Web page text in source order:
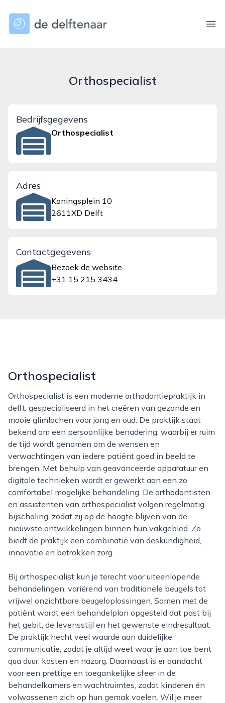
dedelftenaar.nl
Orthospecialist
Bedrijfsgegevens
Orthospecialist
Adres
Koningsplein 10
2611XD Delft
Contactgegevens
Bezoek de website
+31 15 215 3434
Orthospecialist
Orthospecialist is een moderne orthodontiepraktijk in
delft, gespecialiseerd in het creëren van gezonde en
mooie glimlachen voor jong en oud. De praktijk staat
bekend om een persoonlijke benadering, waarbij er ruim
de tijd wordt genomen om de wensen en
verwachtingen van iedere patiënt goed in beeld te
brengen. Met behulp van geavanceerde apparatuur en
digitale technieken wordt er gewerkt aan een zo
comfortabel mogelijke behandeling. De orthodontisten
en assistenten van orthospecialist volgen regelmatig
bijscholing, zodat zij op de hoogte blijven van de
nieuwste ontwikkelingen binnen hun vakgebied. Zo
biedt de praktijk een combinatie van deskundigheid,
innovatie en betrokken zorg.
Bij orthospecialist kun je terecht voor uiteenlopende
behandelingen, variërend van traditionele beugels tot
vrijwel onzichtbare beugeloplossingen. Samen met de
patiënt wordt een behandelplan opgesteld dat past bij
het gebit, de levensstijl en het gewenste eindresultaat.
De praktijk hecht veel waarde aan duidelijke
communicatie, zodat je altijd weet waar je aan toe bent
qua duur, kosten en nazorg. Daarnaast is er aandacht
voor een prettige en toegankelijke sfeer in de
behandelkamers en wachtruimtes, zodat kinderen én
volwassenen zich op hun gemak voelen. Wil je meer